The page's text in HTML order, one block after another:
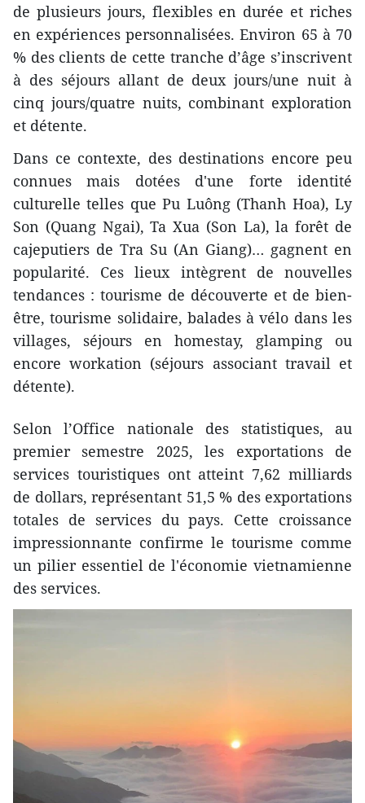
de plusieurs jours, flexibles en durée et riches
en expériences personnalisées. Environ 65 à 70
% des clients de cette tranche d’âge s’inscrivent
à des séjours allant de deux jours/une nuit à
cinq jours/quatre nuits, combinant exploration
et détente.
Dans ce contexte, des destinations encore peu
connues mais dotées d'une forte identité
culturelle telles que Pu Luông (Thanh Hoa), Ly
Son (Quang Ngai), Ta Xua (Son La), la forêt de
cajeputiers de Tra Su (An Giang)… gagnent en
popularité. Ces lieux intègrent de nouvelles
tendances : tourisme de découverte et de bien-
être, tourisme solidaire, balades à vélo dans les
villages, séjours en homestay, glamping ou
encore workation (séjours associant travail et
détente).
Selon l’Office nationale des statistiques, au
premier semestre 2025, les exportations de
services touristiques ont atteint 7,62 milliards
de dollars, représentant 51,5 % des exportations
totales de services du pays. Cette croissance
impressionnante confirme le tourisme comme
un pilier essentiel de l'économie vietnamienne
des services.